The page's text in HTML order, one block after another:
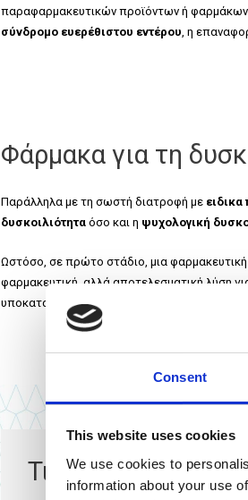
Consent
This website uses cookies
We use cookies to
information about your use
παραφαρμακευτικών προϊόντων ή
σύνδρομο ευερέθιστου εντέρου, η
Φάρμακα για τη
Παράλληλα με τη σωστή διατροφή με ειδικα
δυσκοιλιότητα όσο και η ψυχολογική
Ωστόσο, σε πρώτο στάδιο, μια
φαρμακευτική, αλλά αποτελεσματική λύση
υποκαταστατα γευματος, με βιολογικα
Τι συστήνουν οι